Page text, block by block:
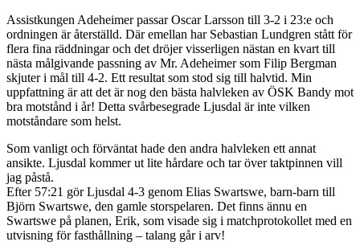
Assistkungen Adeheimer passar Oscar Larsson till 3-2 i 23:e och
ordningen är återställd. Där emellan har Sebastian Lundgren stått för
flera fina räddningar och det dröjer visserligen nästan en kvart till
nästa målgivande passning av Mr. Adeheimer som Filip Bergman
skjuter i mål till 4-2. Ett resultat som stod sig till halvtid. Min
uppfattning är att det är nog den bästa halvleken av ÖSK Bandy mot
bra motstånd i år! Detta svårbesegrade Ljusdal är inte vilken
motståndare som helst.
Som vanligt och förväntat hade den andra halvleken ett annat
ansikte. Ljusdal kommer ut lite hårdare och tar över taktpinnen vill
jag påstå.
Efter 57:21 gör Ljusdal 4-3 genom Elias Swartswe, barn-barn till
Björn Swartswe, den gamle storspelaren. Det finns ännu en
Swartswe på planen, Erik, som visade sig i matchprotokollet med en
utvisning för fasthållning – talang går i arv!